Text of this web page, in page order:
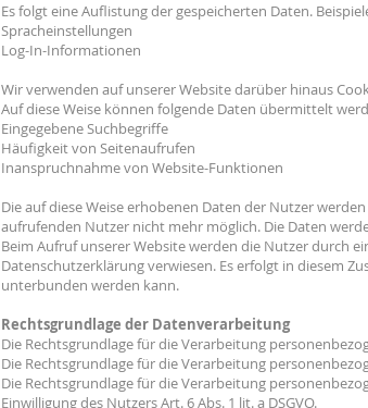
Es folgt eine Auflistung der gespeicherten Daten.
Spracheinstellungen
Log-In-Informationen
Wir verwenden auf unserer Website darüber hinaus
Auf diese Weise können folgende Daten übermittelt
Eingegebene Suchbegriffe
Häufigkeit von Seitenaufrufen
Inanspruchnahme von Website-Funktionen
Die auf diese Weise erhobenen Daten der Nutzer
aufrufenden Nutzer nicht mehr möglich. Die Daten
Beim Aufruf unserer Website werden die Nutzer durch
Datenschutzerklärung verwiesen. Es erfolgt in diesem
unterbunden werden kann.
Rechtsgrundlage der Datenverarbeitung
Die Rechtsgrundlage für die Verarbeitung
Die Rechtsgrundlage für die Verarbeitung
Die Rechtsgrundlage für die Verarbeitung
Einwilligung des Nutzers Art. 6 Abs. 1 lit. a DSGVO.